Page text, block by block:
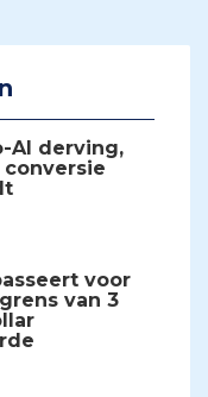
AI derving,
voor
van 3